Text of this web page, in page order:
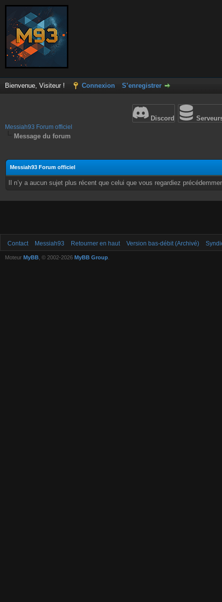
Bienvenue, Visiteur ! Connexion S’enregistrer
Discord
Messiah93 Forum officiel
Message du forum
Messiah93 Forum officiel
Il n’y a aucun sujet plus récent que celui que vous regardiez
Contact Messiah93 Retourner en haut Version bas-débit (Archivé)
Moteur MyBB , © 2002-2026 MyBB Group